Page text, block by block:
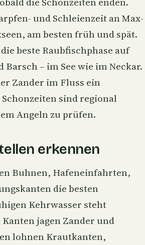
und Schleienzeit an Max-
am besten früh und spät.
beste Raubfischphase auf
– im See wie im Neckar.
Zander im Fluss ein
sind regional
Angeln zu prüfen.
erkennen
Buhnen, Hafeneinfahrten,
die besten
Kehrwasser steht
jagen Zander und
lohnen Krautkanten,